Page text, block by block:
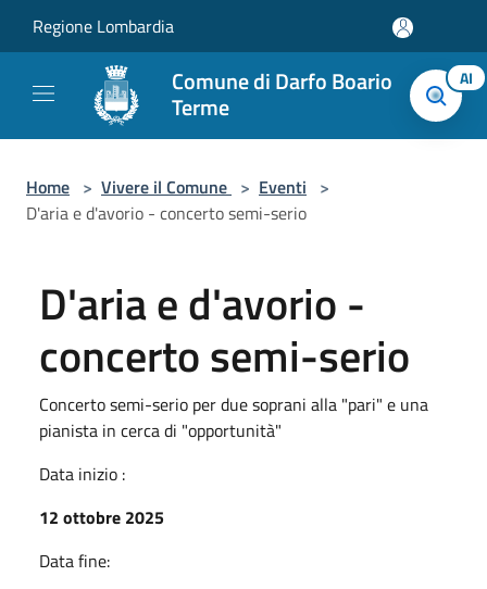
Regione Lombardia
Comune di Darfo Boario
Terme
AI
Home > Vivere il Comune > Eventi >
D'aria e d'avorio - concerto semi-serio
D'aria e d'avorio -
concerto semi-serio
Concerto semi-serio per due soprani alla "pari" e una
pianista in cerca di "opportunità"
Data inizio :
12 ottobre 2025
Data fine: